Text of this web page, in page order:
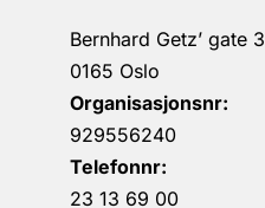
Bernhard Getz’ gate 3
0165 Oslo
Organisasjonsnr:
929556240
Telefonnr:
23 13 69 00